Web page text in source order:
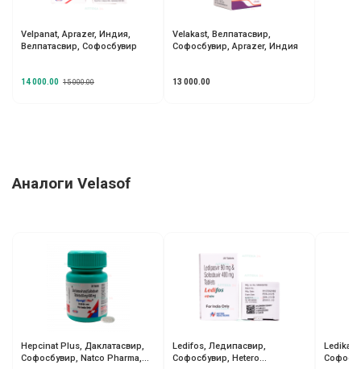
Velpanat, Aprazer, Индия,
Велпатасвир, Софосбувир
14 000.00 15 000.00
Velakast, Велпатасвир,
Софосбувир, Aprazer, Индия
13 000.00
Аналоги Velasof
Hepcinat Plus, Даклатасвир,
Софосбувир, Natco Pharma,
Ledifos, Ледипасвир,
Софосбувир, Hetero